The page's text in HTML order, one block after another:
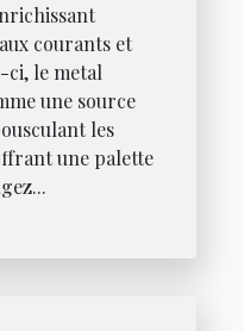
courants et
ci, le metal
une source
les
une palette